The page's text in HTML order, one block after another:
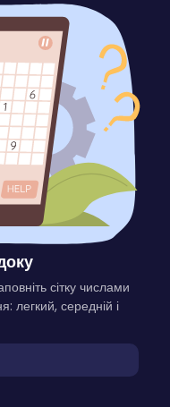
сітку числами
легкий, середній і